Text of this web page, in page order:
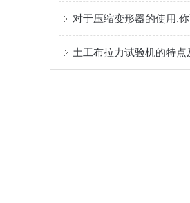
土工布拉力试验机的特点